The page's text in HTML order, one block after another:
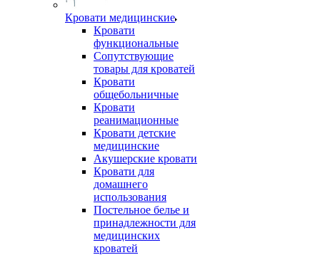
Кровати медицинские
Кровати
функциональные
Сопутствующие
товары для кроватей
Кровати
общебольничные
Кровати
реанимационные
Кровати детские
медицинские
Акушерские кровати
Кровати для
домашнего
использования
Постельное белье и
принадлежности для
медицинских
кроватей